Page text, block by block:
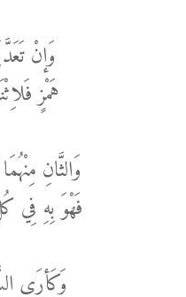
وَإنْ
هَمْزٍ
وَالثَّانِ
فَهْوَ بِهِ فِي
وَكَأرَى